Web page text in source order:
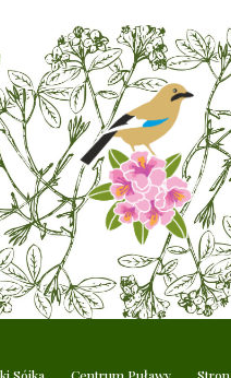
Sójka Centrum Puławy